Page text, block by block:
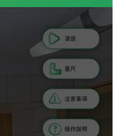
945m
分鐘 /1072m
分鐘 / 817m
分鐘 / 843m
分鐘 /1152m